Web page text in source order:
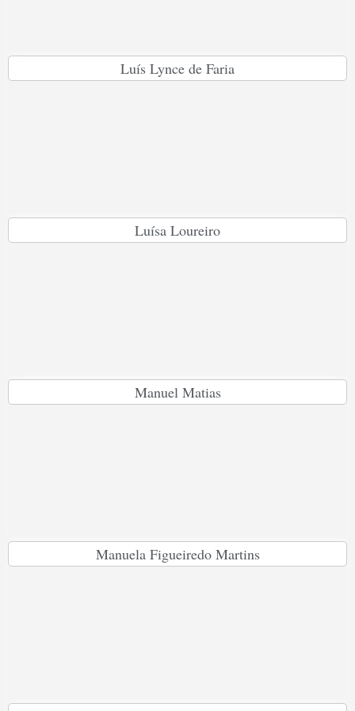
Luís Lynce de Faria
Luísa Loureiro
Manuel Matias
Manuela Figueiredo Martins